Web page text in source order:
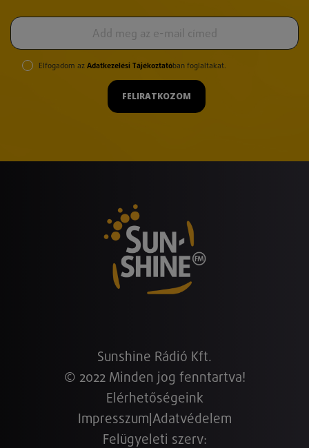
Elfogadom az Adatkezelési Tájékoztatóban foglaltakat.
FELIRATKOZOM
Sunshine Rádió Kft.
© 2022 Minden jog fenntartva!
Elérhetőségeink
Impresszum Adatvédelem
Felügyeleti szerv: